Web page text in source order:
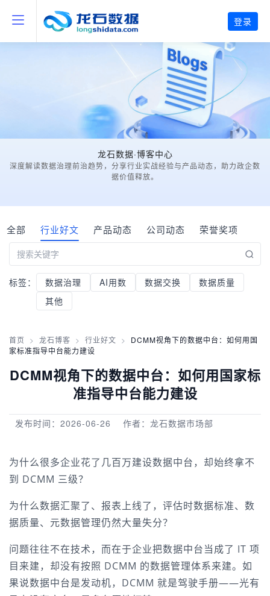
龙石数据·博客中心
深度解读数据治理前治趋势，分享行业实战经验与产品动态，助力政企数
据价值释放。
全部 行业好文 产品动态 公司动态 荣誉奖项
标签： 数据治理 AI用数 数据交换
数据质量
其他
首页 > 龙石博客 > 行业好文 >
DCMM视角下的数据中台：如何用国
家标准指导中台能力建设
DCMM视角下的数据中台：如何用国家标
准指导中台能力建设
发布时间：2026-06-26 作者：龙石数据市场部
为什么很多企业花了几百万建设数据中台，却始终拿不
到 DCMM 三级？
为什么数据汇聚了、报表上线了，评估时数据标准、数
据质量、元数据管理仍然大量失分？
问题往往不在技术，而在于企业把数据中台当成了 IT 项
目来建，却没有按照 DCMM 的数据管理体系来建。如
果说数据中台是发动机，DCMM 就是驾驶手册——光有
登录